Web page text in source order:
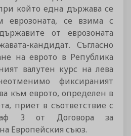
който една държава се
еврозоната, се взима с
от еврозоната
кандидат. Съгласно
на еврото в Република
валутен курс на лева
фиксираният
към еврото, определен в
приет в съответствие с
3 от Договора за
Европейския съюз.